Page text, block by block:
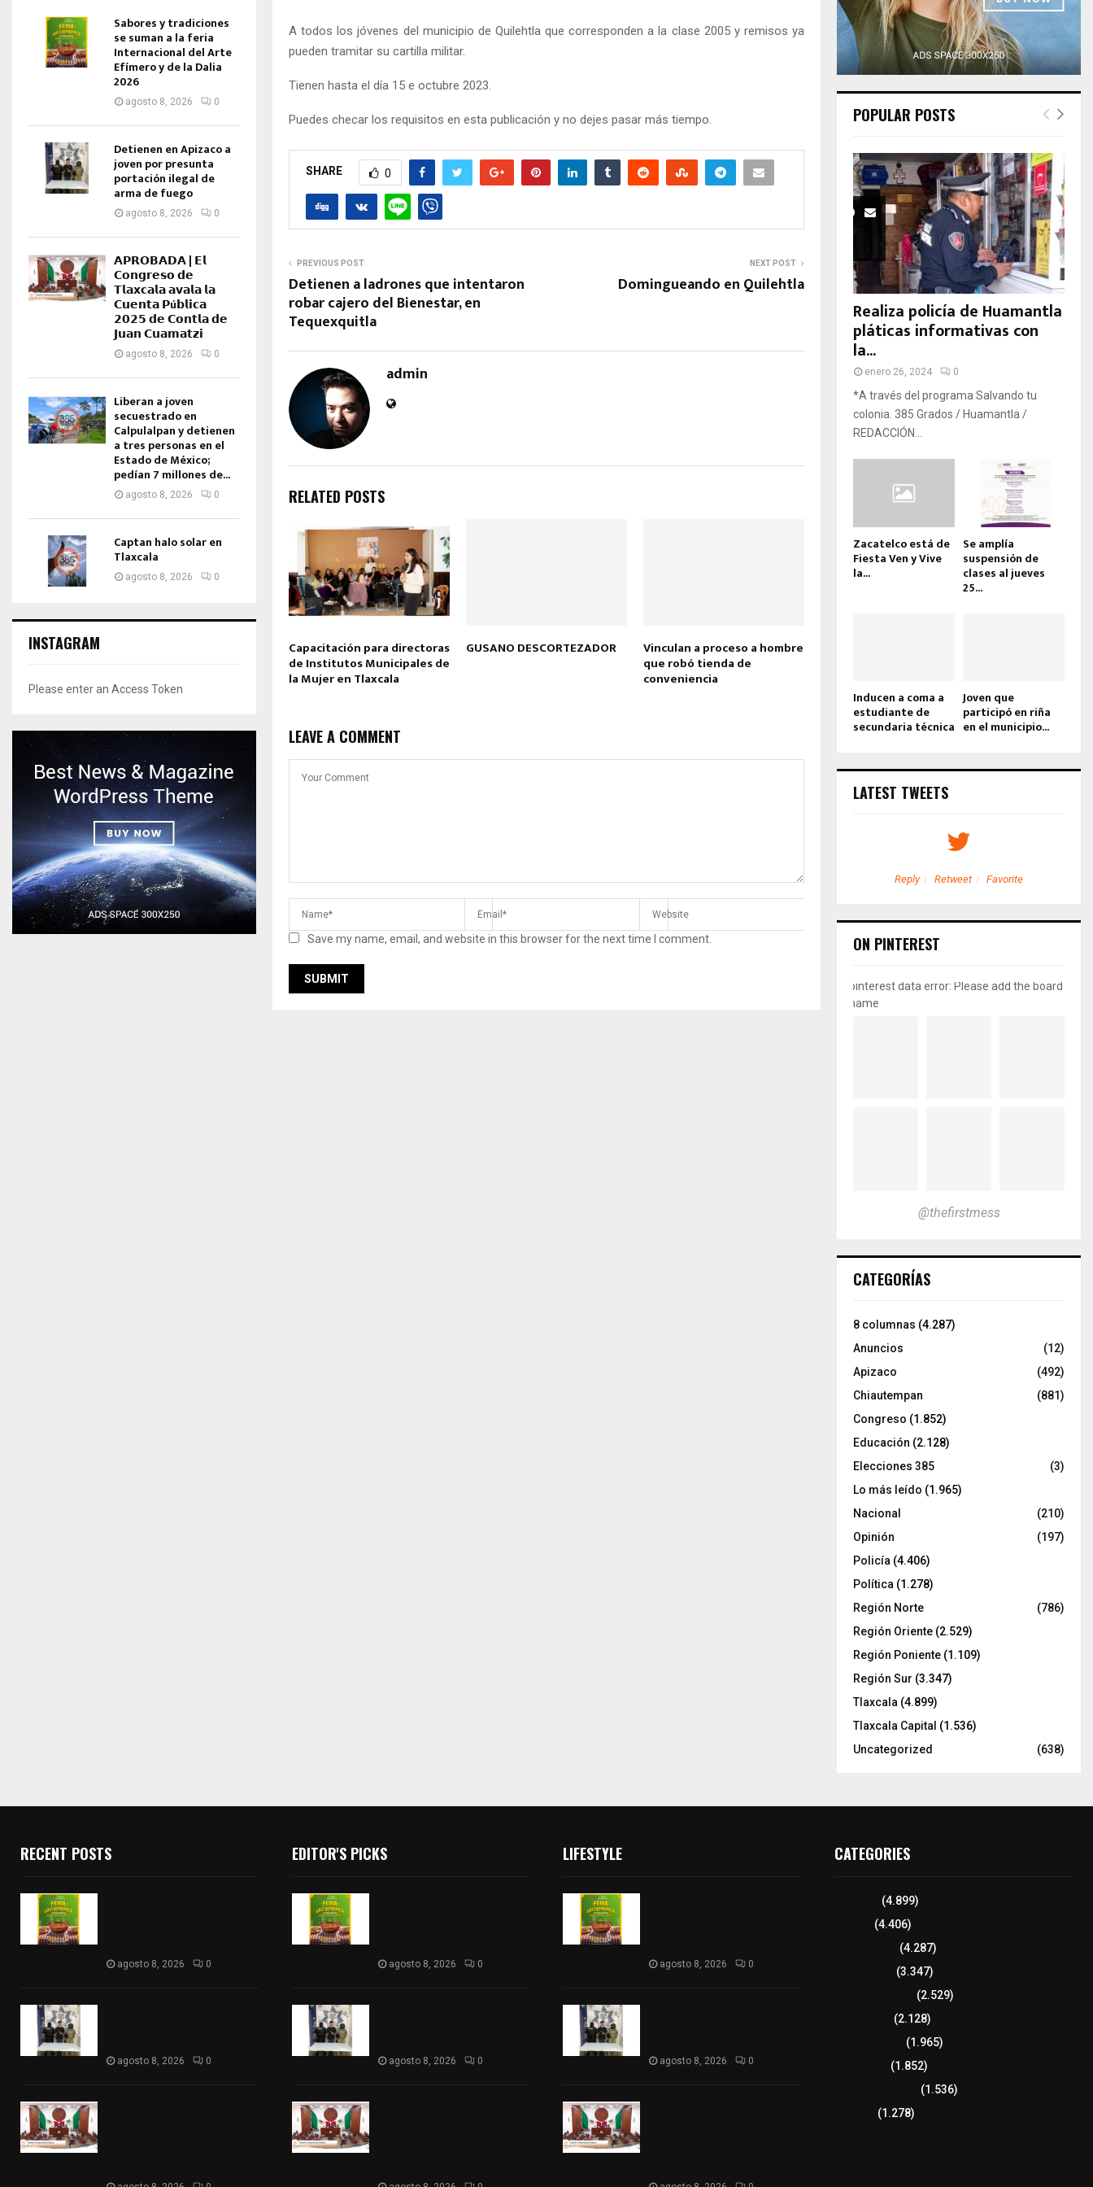
A todos los jóvenes del municipio de Quilehtla que corresponden a la clase 2005 y remisos ya
pueden tramitar su cartilla militar.
Tienen hasta el día 15 e octubre 2023.
Puedes checar los requisitos en esta publicación y no dejes pasar más tiempo.
SHARE 0
PREVIOUS POST
Detienen a ladrones que intentaron
robar cajero del Bienestar, en
Tequexquitla
NEXT POST
Domingueando en Quilehtla
admin
RELATED POSTS
Capacitación para directoras
de Institutos Municipales de
la Mujer en Tlaxcala
GUSANO DESCORTEZADOR Vinculan a proceso a hombre
que robó tienda de
conveniencia
LEAVE A COMMENT
Save my name, email, and website in this browser for the next time I comment.
Sabores y tradiciones
se suman a la feria
Internacional del Arte
Efímero y de la Dalia
2026
agosto 8, 2026 0
Detienen en Apizaco a
joven por presunta
portación ilegal de
arma de fuego
agosto 8, 2026 0
𝗔𝗣𝗥𝗢𝗕𝗔𝗗𝗔 | 𝗘𝗹
𝗖𝗼𝗻𝗴𝗿𝗲𝘀𝗼 𝗱𝗲
𝗧𝗹𝗮𝘅𝗰𝗮𝗹𝗮 𝗮𝘃𝗮𝗹𝗮 𝗹𝗮
𝗖𝘂𝗲𝗻𝘁𝗮 𝗣ú𝗯𝗹𝗶𝗰𝗮
𝟮𝟬𝟮𝟱 𝗱𝗲 𝗖𝗼𝗻𝘁𝗹𝗮 𝗱𝗲
𝗝𝘂𝗮𝗻 𝗖𝘂𝗮𝗺𝗮𝘁𝘇𝗶
agosto 8, 2026 0
Liberan a joven
secuestrado en
Calpulalpan y detienen
a tres personas en el
Estado de México;
pedían 7 millones de...
agosto 8, 2026 0
Captan halo solar en
Tlaxcala
agosto 8, 2026 0
INSTAGRAM
Please enter an Access Token
POPULAR POSTS
Realiza policía de Huamantla
pláticas informativas con
la...
enero 26, 2024 0
*A través del programa Salvando tu
colonia. 385 Grados / Huamantla /
REDACCIÓN...
Zacatelco está de
Fiesta Ven y Vive
la...
Se amplía
suspensión de
clases al jueves
25...
Inducen a coma a
estudiante de
secundaria técnica
Joven que
participó en riña
en el municipio...
LATEST TWEETS
Favorite Reply Retweet Favorite
ON PINTEREST
pinterest data error: Please add the board
name
@thefirstmess
CATEGORÍAS
8 columnas (4.287)
Anuncios
(12)
Apizaco
(492)
Chiautempan
(881)
Congreso (1.852)
Educación (2.128)
Elecciones 385
(3)
Lo más leído (1.965)
Nacional
(210)
Opinión
(197)
Policía (4.406)
Política (1.278)
Región Norte
(786)
Región Oriente (2.529)
Región Poniente (1.109)
Región Sur (3.347)
Tlaxcala (4.899)
Tlaxcala Capital (1.536)
Uncategorized
(638)
RECENT POSTS
agosto 8, 2026 0
agosto 8, 2026 0
EDITOR'S PICKS
agosto 8, 2026 0
agosto 8, 2026 0
LIFESTYLE
agosto 8, 2026 0
agosto 8, 2026 0
CATEGORIES
(4.899)
(4.406)
(4.287)
(3.347)
(2.529)
(2.128)
(1.965)
(1.852)
(1.536)
(1.278)